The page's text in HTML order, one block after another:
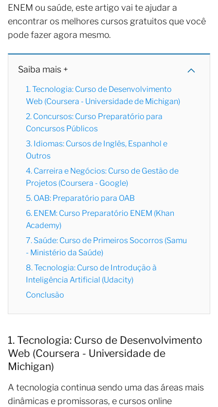
ENEM ou saúde, este artigo vai te ajudar a
encontrar os melhores cursos gratuitos que você
pode fazer agora mesmo.
Saiba mais +
1. Tecnologia: Curso de Desenvolvimento
Web (Coursera - Universidade de Michigan)
2. Concursos: Curso Preparatório para
Concursos Públicos
3. Idiomas: Cursos de Inglês, Espanhol e
Outros
4. Carreira e Negócios: Curso de Gestão de
Projetos (Coursera - Google)
5. OAB: Preparatório para OAB
6. ENEM: Curso Preparatório ENEM (Khan
Academy)
7. Saúde: Curso de Primeiros Socorros (Samu
- Ministério da Saúde)
8. Tecnologia: Curso de Introdução à
Inteligência Artificial (Udacity)
Conclusão
1. Tecnologia: Curso de Desenvolvimento
Web (Coursera - Universidade de
Michigan)
A tecnologia continua sendo uma das áreas mais
dinâmicas e promissoras, e cursos online